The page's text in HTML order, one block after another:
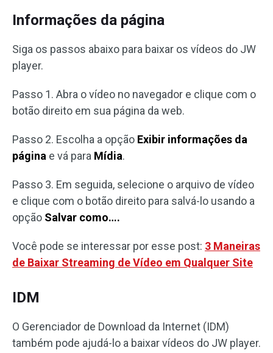
Informações da página
Siga os passos abaixo para baixar os vídeos do JW
player.
Passo 1. Abra o vídeo no navegador e clique com o
botão direito em sua página da web.
Passo 2. Escolha a opção Exibir informações da
página e vá para Mídia.
Passo 3. Em seguida, selecione o arquivo de vídeo
e clique com o botão direito para salvá-lo usando a
opção Salvar como….
Você pode se interessar por esse post: 3 Maneiras
de Baixar Streaming de Vídeo em Qualquer Site
IDM
O Gerenciador de Download da Internet (IDM)
também pode ajudá-lo a baixar vídeos do JW player.